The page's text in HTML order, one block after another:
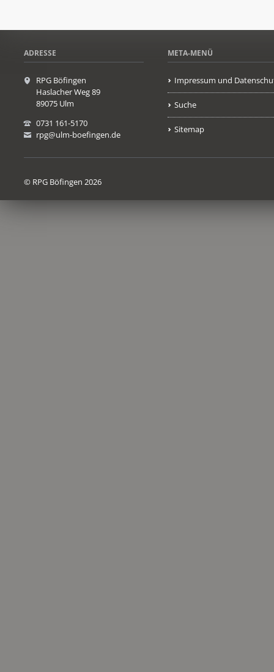
ADRESSE
RPG Böfingen
Haslacher Weg 89
89075 Ulm
0731 161-5170
rpg@ulm-boefingen.de
META-MENÜ
Impressum und
Suche
Sitemap
© RPG Böfingen 2026